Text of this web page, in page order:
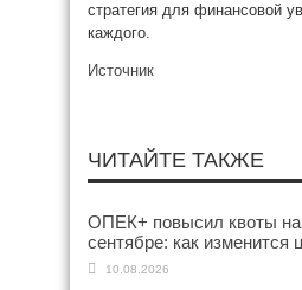
стратегия для финансовой
каждого.
Источник
ЧИТАЙТЕ ТАКЖЕ
ОПЕК+ повысил квоты
сентябре: как изменится
10.08.2026